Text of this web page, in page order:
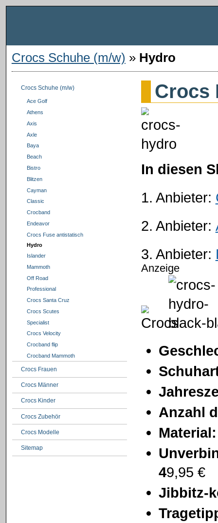
Crocs Schuhe (m/w) » Hydro
Crocs Schuhe (m/w)
Ace Golf
Athens
Axis
Axle
Baya
Beach
Bistro
Blitzen
Cayman
Classic
Crocband
Endeavor
Crocs Fuse antistatisch
Hydro
Islander
Mammoth
Off Road
Professional
Crocs Santa Cruz
Crocs Scutes
Specialist
Crocs Velocity
Crocband flip
Crocband Mammoth
Crocs Frauen
Crocs Männer
Crocs Kinder
Crocs Zubehör
Crocs Modelle
Sitemap
Crocs
In diesen
1. Anbieter:
2. Anbieter:
3. Anbieter:
Anzeige
Anzahl
Material:
49,95 €
Jibbitz-